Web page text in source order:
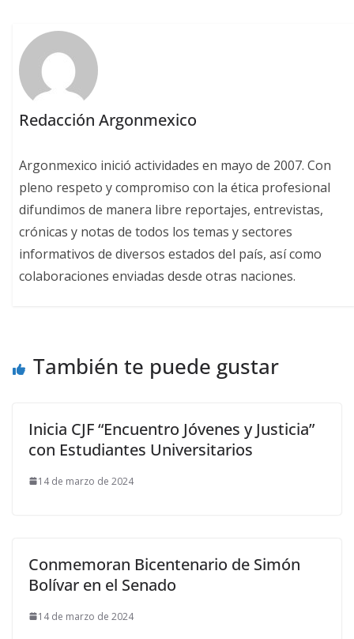
Redacción Argonmexico
Argonmexico inició actividades en mayo de 2007. Con
pleno respeto y compromiso con la ética profesional
difundimos de manera libre reportajes, entrevistas,
crónicas y notas de todos los temas y sectores
informativos de diversos estados del país, así como
colaboraciones enviadas desde otras naciones.
También te puede gustar
Inicia CJF “Encuentro Jóvenes y Justicia”
con Estudiantes Universitarios
14 de marzo de 2024
Conmemoran Bicentenario de Simón
Bolívar en el Senado
14 de marzo de 2024